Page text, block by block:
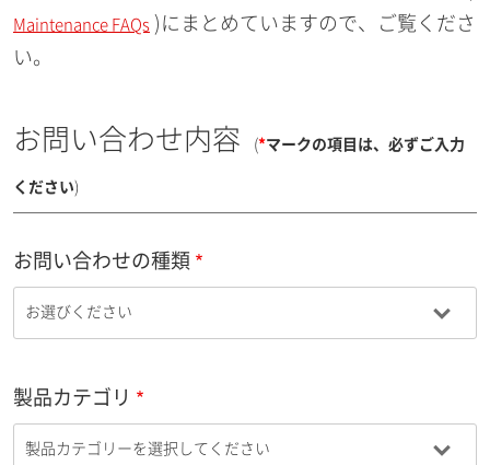
Maintenance FAQs )にまとめていますので、ご覧くださ
い。
お問い合わせ内容 (*マークの項目は、必ずご入力
ください)
お問い合わせの種類
製品カテゴリ